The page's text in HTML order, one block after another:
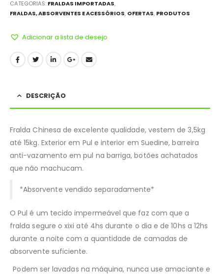
CATEGORIAS: FRALDAS IMPORTADAS,
FRALDAS, ABSORVENTES E ACESSÓRIOS, OFERTAS, PRODUTOS
Adicionar a lista de desejo
DESCRIÇÃO
Fralda Chinesa de excelente qualidade, vestem de 3,5kg
até 15kg. Exterior em Pul e interior em Suedine, barreira
anti-vazamento em pul na barriga, botões achatados
que não machucam.
*Absorvente vendido separadamente*
O Pul é um tecido impermeável que faz com que a
fralda segure o xixi até 4hs durante o dia e de 10hs a 12hs
durante a noite com a quantidade de camadas de
absorvente suficiente.
Podem ser lavadas na máquina, nunca use amaciante e